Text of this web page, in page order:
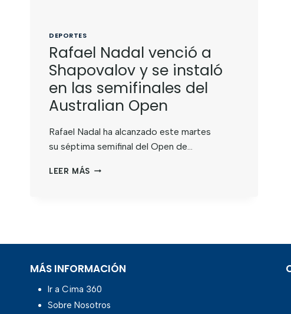
DEPORTES
Rafael Nadal venció a
Shapovalov y se instaló
en las semifinales del
Australian Open
Rafael Nadal ha alcanzado este martes
su séptima semifinal del Open de…
LEER MÁS
MÁS INFORMACIÓN
Ir a Cima 360
Sobre Nosotros